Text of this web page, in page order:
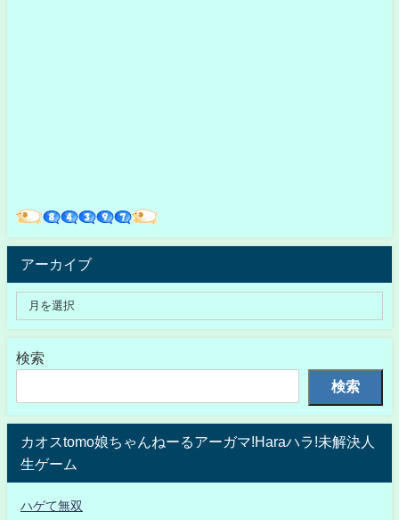
アーカイブ
検索
検索
カオスtomo娘ちゃんねーるアーガマ!Haraハラ!未解決人
生ゲーム
ハゲて無双